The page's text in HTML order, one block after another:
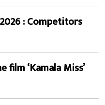
: Competitors
‘Kamala Miss’